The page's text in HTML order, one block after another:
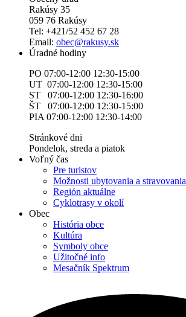
Rakúsy 35
059 76 Rakúsy
Tel: +421/52 452 67 28
Email: obec@rakusy.sk
Úradné hodiny
PO 07:00-12:00 12:30-15:00
UT 07:00-12:00 12:30-15:00
ST 07:00-12:00 12:30-16:00
ŠT 07:00-12:00 12:30-15:00
PIA 07:00-12:00 12:30-14:00
Stránkové dni
Pondelok, streda a piatok
Voľný čas
Pre turistov
Možnosti ubytovania a stravovania
Región aktuálne
Cyklotrasy v okolí
Obec
História obce
Kultúra
Symboly obce
Užitočné info
Mesačník Spektrum